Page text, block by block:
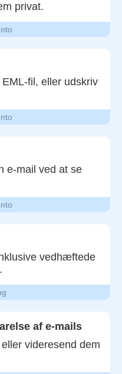
privat.
fil, eller udskriv
e-mail ved at se
vedhæftede
af e-mails
videresend dem